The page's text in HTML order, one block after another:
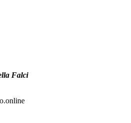
Falci